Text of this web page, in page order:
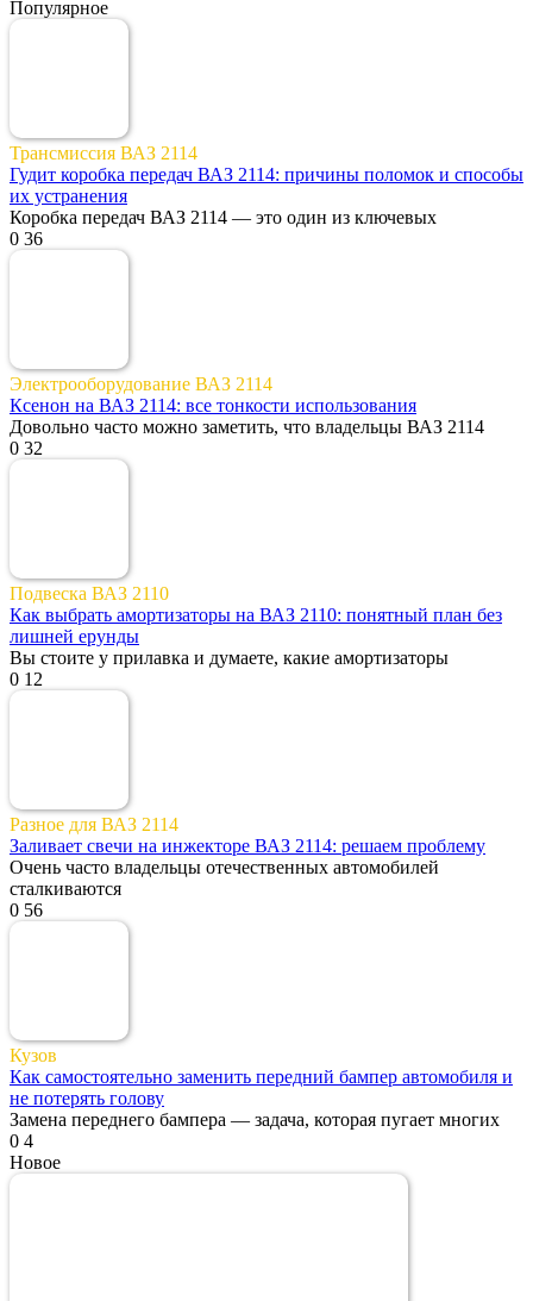
Популярное
Трансмиссия ВАЗ 2114
Гудит коробка передач ВАЗ 2114: причины поломок и способы
их устранения
Коробка передач ВАЗ 2114 — это один из ключевых
0 36
Электрооборудование ВАЗ 2114
Ксенон на ВАЗ 2114: все тонкости использования
Довольно часто можно заметить, что владельцы ВАЗ 2114
0 32
Подвеска ВАЗ 2110
Как выбрать амортизаторы на ВАЗ 2110: понятный план без
лишней ерунды
Вы стоите у прилавка и думаете, какие амортизаторы
0 12
Разное для ВАЗ 2114
Заливает свечи на инжекторе ВАЗ 2114: решаем проблему
Очень часто владельцы отечественных автомобилей
сталкиваются
0 56
Кузов
Как самостоятельно заменить передний бампер автомобиля и
не потерять голову
Замена переднего бампера — задача, которая пугает многих
0 4
Новое